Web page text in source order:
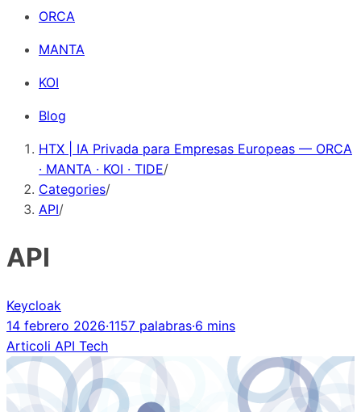
ORCA
MANTA
KOI
Blog
HTX | IA Privada para Empresas Europeas — ORCA
· MANTA · KOI · TIDE/
Categories/
API/
API
Keycloak
14 febrero 2026·1157 palabras·6 mins
Articoli API Tech